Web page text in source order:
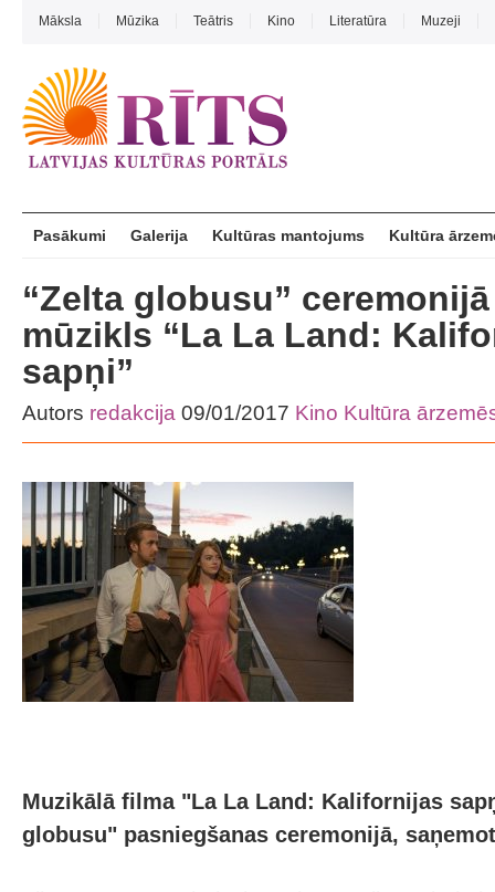
Māksla Mūzika Teātris Kino Literatūra Muzeji
Pasākumi Galerija Kultūras mantojums Kultūra
“Zelta globusu”
mūzikls “La La Land:
sapņi”
Autors redakcija 09/01/2017 Kino Kultūra
Muzikālā filma "La La Land: Kalifornijas
globusu" pasniegšanas ceremonijā,